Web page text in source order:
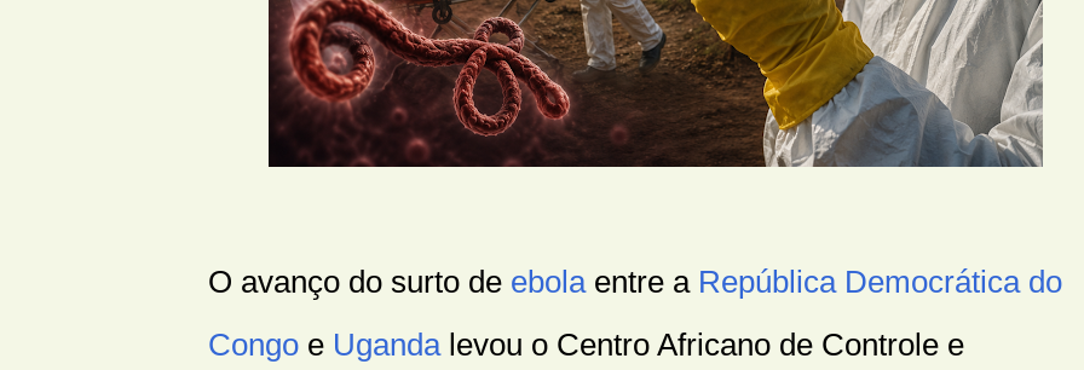
O avanço do surto de ebolaentre a República Democrática do
Congo e Ugandalevou o Centro Africano de Controle e